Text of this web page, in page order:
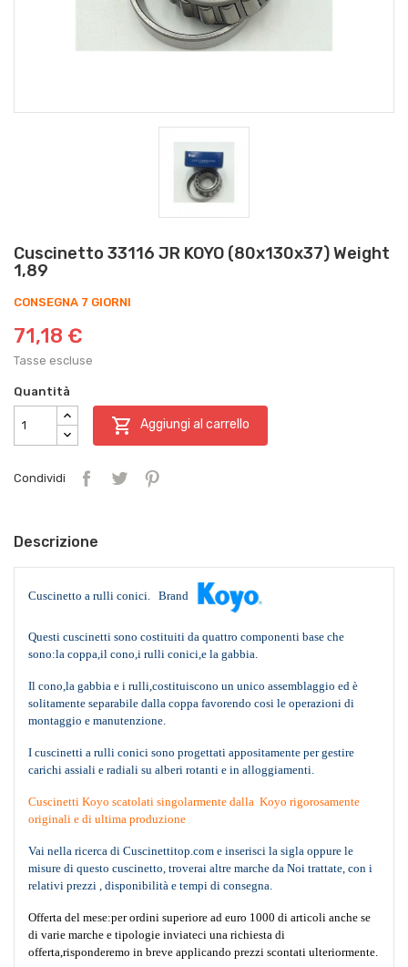
Cuscinetto 33116 JR KOYO (80x130x37) Weight
1,89
CONSEGNA 7 GIORNI
71,18 €
Tasse escluse
Quantità
 Aggiungi al carrello
Condividi
Descrizione
Cuscinetto a rulli conici. Brand
Questi cuscinetti sono costituiti da quattro componenti base che
sono:la coppa,il cono,i rulli conici,e la gabbia.
Il cono,la gabbia e i rulli,costituiscono un unico assemblaggio ed è
solitamente separabile dalla coppa favorendo cosi le operazioni di
montaggio e manutenzione.
I cuscinetti a rulli conici sono progettati appositamente per gestire
carichi assiali e radiali su alberi rotanti e in alloggiamenti.
Cuscinetti Koyo scatolati singolarmente dalla Koyo rigorosamente
originali e di ultima produzione
Vai nella ricerca di Cuscinettitop.com e inserisci la sigla oppure le
misure di questo cuscinetto, troverai altre marche da Noi trattate, con i
relativi prezzi , disponibilità e tempi di consegna.
Offerta del mese:per ordini superiore ad euro 1000 di articoli anche se
di varie marche e tipologie inviateci una richiesta di
offerta,risponderemo in breve applicando prezzi scontati ulteriormente.